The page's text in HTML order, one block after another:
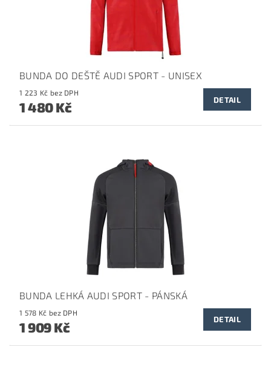
BUNDA DO DEŠTĚ AUDI SPORT - UNISEX
1 223 Kč bez DPH
1 480 Kč DETAIL
BUNDA LEHKÁ AUDI SPORT - PÁNSKÁ
1 578 Kč bez DPH
1 909 Kč DETAIL